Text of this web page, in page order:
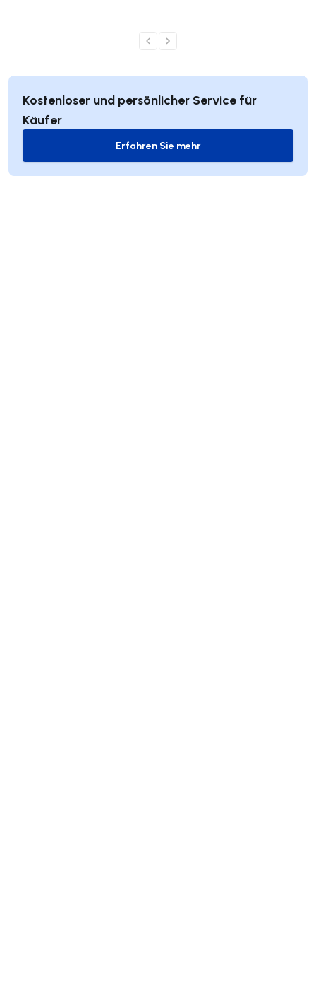
Kostenloser und persönlicher Service für
Käufer
Erfahren Sie mehr
Erfahren Sie mehr